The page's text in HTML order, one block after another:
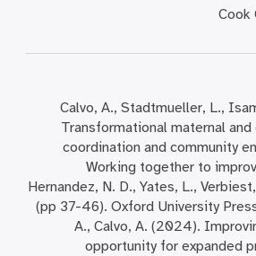
Cook
*Calvo, A., Stadtmueller, L.,
Transformational maternal
coordination and community
Working together to
Hernandez, N. D., Yates, L.,
(pp 37-46). Oxford University
A., Calvo, A. (2024).
opportunity for expanded